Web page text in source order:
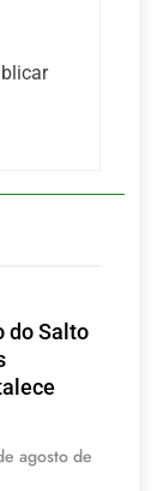
do Salto
agosto de